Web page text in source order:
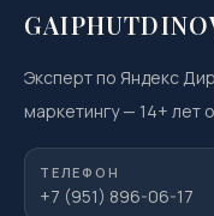
Эксперт по Яндекс
маркетингу— 14+ лет
ТЕЛЕФОН
+7 (951) 896-06-17